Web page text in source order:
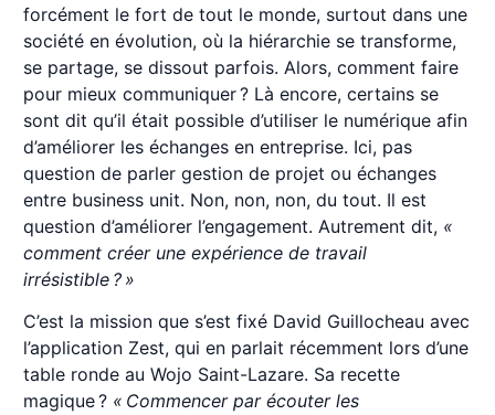
forcément le fort de tout le monde, surtout dans une
société en évolution, où la hiérarchie se transforme,
se partage, se dissout parfois. Alors, comment faire
pour mieux communiquer ? Là encore, certains se
sont dit qu’il était possible d’utiliser le numérique afin
d’améliorer les échanges en entreprise. Ici, pas
question de parler gestion de projet ou échanges
entre business unit. Non, non, non, du tout. Il est
question d’améliorer l’engagement. Autrement dit, «
comment créer une expérience de travail
irrésistible ? »
C’est la mission que s’est fixé David Guillocheau avec
l’application Zest, qui en parlait récemment lors d’une
table ronde au Wojo Saint-Lazare. Sa recette
magique ? « Commencer par écouter les